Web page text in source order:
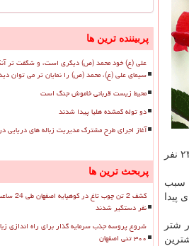
طی پنج روز اخیر عملیات جمع آوری این گله ها از منطقه "آنانگو پیتان تاتارا یانكونی تاتارا" در شمال غربی "استرالیای جنوبی" كه حدود ۲۳۰۰ نفر
سبب
وسیع این قاره به استرالیا وارد شدند و تا شش دهه پس از آن ۲۰ هزار شتر
پربیننده ترین ها
علی (ع) خود محمد (ص) دیگری است، و شگفت تر
سیمای علی (ع)، محمد (ص) را نمایان تر می توان
محیط زیست قربانی خاموش جنگ است
دو توله گمشده هلیا پیدا شدند
آغاز اجرای طرح مشترک مدیریت زباله های دریایی
پربحث ترین ها
نفر دستگیر شدند
شروع پروسه جذب سرمایه گذار برای راه اندازی
۳۰۰ تنی اصفهان